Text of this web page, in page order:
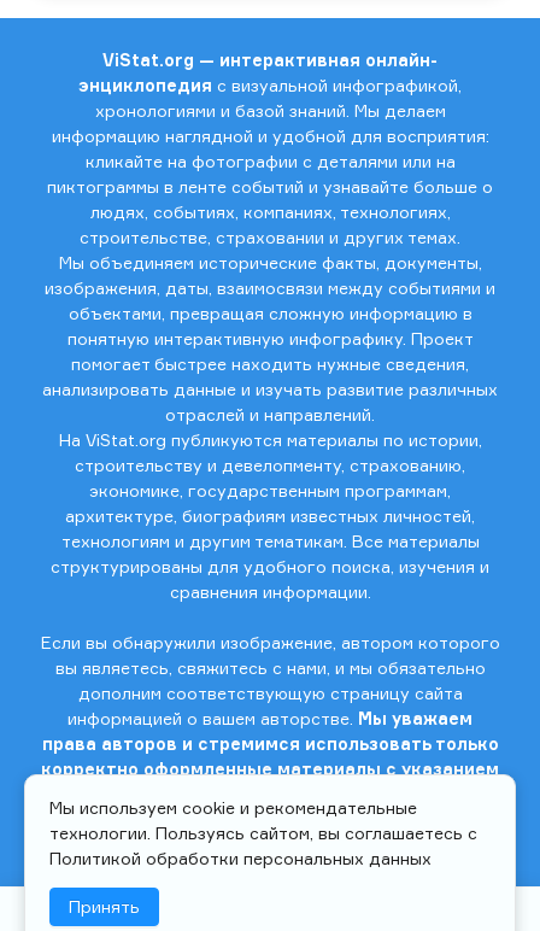
Мы используем cookie и рекомендательные
технологии. Пользуясь сайтом, вы соглашаетесь с
Политикой обработки персональных данных
Принять
ViStat.org — интерактивная онлайн-
энциклопедия с визуальной инфографикой,
хронологиями и базой знаний. Мы делаем
информацию наглядной и удобной для восприятия:
кликайте на фотографии с деталями или на
пиктограммы в ленте событий и узнавайте больше о
людях, событиях, компаниях, технологиях,
строительстве, страховании и других темах.
Мы объединяем исторические факты, документы,
изображения, даты, взаимосвязи между событиями и
объектами, превращая сложную информацию в
понятную интерактивную инфографику. Проект
помогает быстрее находить нужные сведения,
анализировать данные и изучать развитие различных
отраслей и направлений.
На ViStat.org публикуются материалы по истории,
строительству и девелопменту, страхованию,
экономике, государственным программам,
архитектуре, биографиям известных личностей,
технологиям и другим тематикам. Все материалы
структурированы для удобного поиска, изучения и
сравнения информации.
Если вы обнаружили изображение, автором которого
вы являетесь, свяжитесь с нами, и мы обязательно
дополним соответствующую страницу сайта
информацией о вашем авторстве. Мы уважаем
права авторов и стремимся использовать только
корректно оформленные материалы с указанием
Для связи с нами пишите на почтуvs@vistat.org.